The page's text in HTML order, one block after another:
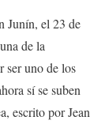
Junín, el 23 de
de la
ser uno de los
sí se suben
escrito por Jean